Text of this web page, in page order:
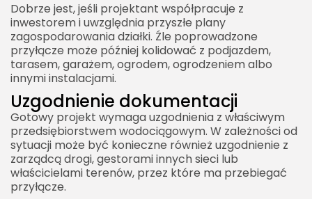
Dobrze jest, jeśli projektant współpracuje z
inwestorem i uwzględnia przyszłe plany
zagospodarowania działki. Źle poprowadzone
przyłącze może później kolidować z podjazdem,
tarasem, garażem, ogrodem, ogrodzeniem albo
innymi instalacjami.
Uzgodnienie dokumentacji
Gotowy projekt wymaga uzgodnienia z właściwym
przedsiębiorstwem wodociągowym. W zależności od
sytuacji może być konieczne również uzgodnienie z
zarządcą drogi, gestorami innych sieci lub
właścicielami terenów, przez które ma przebiegać
przyłącze.